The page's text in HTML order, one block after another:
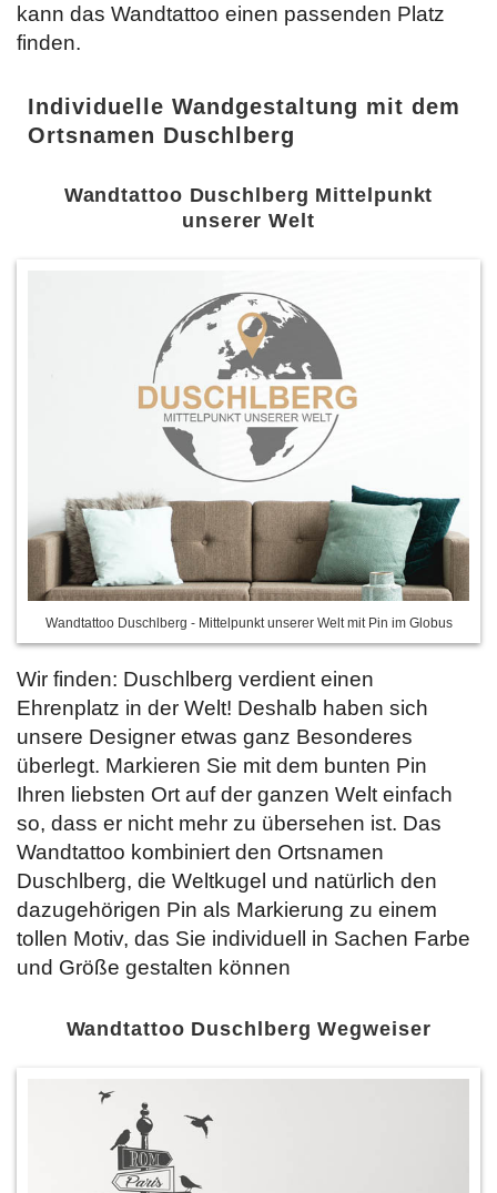
kann das Wandtattoo einen passenden Platz
finden.
Individuelle Wandgestaltung mit dem
Ortsnamen Duschlberg
Wandtattoo Duschlberg Mittelpunkt
unserer Welt
Wandtattoo Duschlberg - Mittelpunkt unserer Welt mit Pin im Globus
Wir finden: Duschlberg verdient einen
Ehrenplatz in der Welt! Deshalb haben sich
unsere Designer etwas ganz Besonderes
überlegt. Markieren Sie mit dem bunten Pin
Ihren liebsten Ort auf der ganzen Welt einfach
so, dass er nicht mehr zu übersehen ist. Das
Wandtattoo kombiniert den Ortsnamen
Duschlberg, die Weltkugel und natürlich den
dazugehörigen Pin als Markierung zu einem
tollen Motiv, das Sie individuell in Sachen Farbe
und Größe gestalten können
Wandtattoo Duschlberg Wegweiser